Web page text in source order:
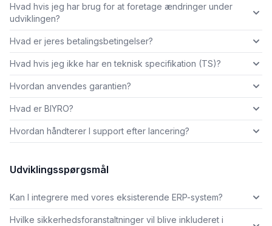
Hvad hvis jeg har brug for at foretage ændringer under
udviklingen?
Hvad er jeres betalingsbetingelser?
Hvad hvis jeg ikke har en teknisk specifikation (TS)?
Hvordan anvendes garantien?
Hvad er BIYRO?
Hvordan håndterer I support efter lancering?
Udviklingsspørgsmål
Kan I integrere med vores eksisterende ERP-system?
Hvilke sikkerhedsforanstaltninger vil blive inkluderet i